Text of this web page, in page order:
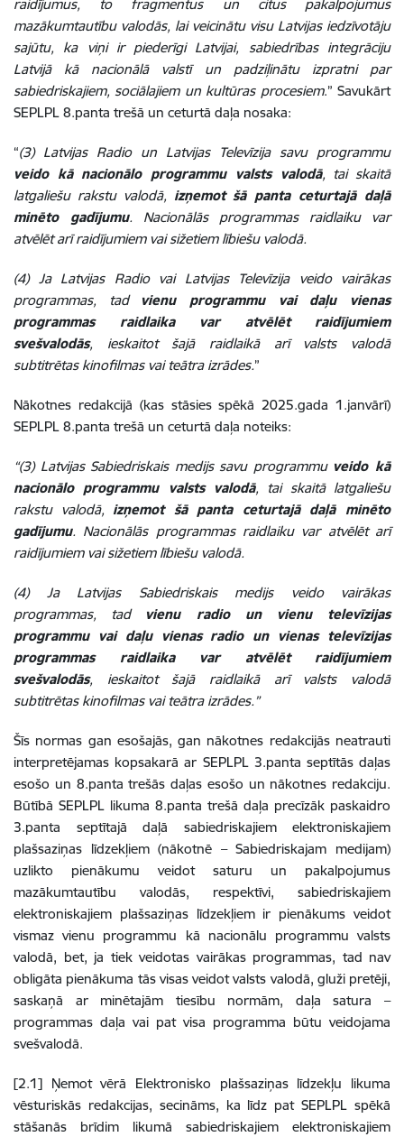
raidījumus, to fragmentus un citus pakalpojumus
mazākumtautību valodās, lai veicinātu visu Latvijas iedzīvotāju
sajūtu, ka viņi ir piederīgi Latvijai, sabiedrības integrāciju
Latvijā kā nacionālā valstī un padziļinātu izpratni par
sabiedriskajiem, sociālajiem un kultūras procesiem.” Savukārt
SEPLPL 8.panta trešā un ceturtā daļa nosaka:
“(3) Latvijas Radio un Latvijas Televīzija savu programmu
veido kā nacionālo programmu valsts valodā, tai skaitā
latgaliešu rakstu valodā, izņemot šā panta ceturtajā daļā
minēto gadījumu. Nacionālās programmas raidlaiku var
atvēlēt arī raidījumiem vai sižetiem lībiešu valodā.
(4) Ja Latvijas Radio vai Latvijas Televīzija veido vairākas
programmas, tad vienu programmu vai daļu vienas
programmas raidlaika var atvēlēt raidījumiem
svešvalodās, ieskaitot šajā raidlaikā arī valsts valodā
subtitrētas kinofilmas vai teātra izrādes.”
Nākotnes redakcijā (kas stāsies spēkā 2025.gada 1.janvārī)
SEPLPL 8.panta trešā un ceturtā daļa noteiks:
“(3) Latvijas Sabiedriskais medijs savu programmu veido kā
nacionālo programmu valsts valodā, tai skaitā latgaliešu
rakstu valodā, izņemot šā panta ceturtajā daļā minēto
gadījumu. Nacionālās programmas raidlaiku var atvēlēt arī
raidījumiem vai sižetiem lībiešu valodā.
(4) Ja Latvijas Sabiedriskais medijs veido vairākas
programmas, tad vienu radio un vienu televīzijas
programmu vai daļu vienas radio un vienas televīzijas
programmas raidlaika var atvēlēt raidījumiem
svešvalodās, ieskaitot šajā raidlaikā arī valsts valodā
subtitrētas kinofilmas vai teātra izrādes.”
Šīs normas gan esošajās, gan nākotnes redakcijās neatrauti
interpretējamas kopsakarā ar SEPLPL 3.panta septītās daļas
esošo un 8.panta trešās daļas esošo un nākotnes redakciju.
Būtībā SEPLPL likuma 8.panta trešā daļa precīzāk paskaidro
3.panta septītajā daļā sabiedriskajiem elektroniskajiem
plašsaziņas līdzekļiem (nākotnē – Sabiedriskajam medijam)
uzlikto pienākumu veidot saturu un pakalpojumus
mazākumtautību valodās, respektīvi, sabiedriskajiem
elektroniskajiem plašsaziņas līdzekļiem ir pienākums veidot
vismaz vienu programmu kā nacionālu programmu valsts
valodā, bet, ja tiek veidotas vairākas programmas, tad nav
obligāta pienākuma tās visas veidot valsts valodā, gluži pretēji,
saskaņā ar minētajām tiesību normām, daļa satura –
programmas daļa vai pat visa programma būtu veidojama
svešvalodā.
[2.1] Ņemot vērā Elektronisko plašsaziņas līdzekļu likuma
vēsturiskās redakcijas, secināms, ka līdz pat SEPLPL spēkā
stāšanās brīdim likumā sabiedriskajiem elektroniskajiem